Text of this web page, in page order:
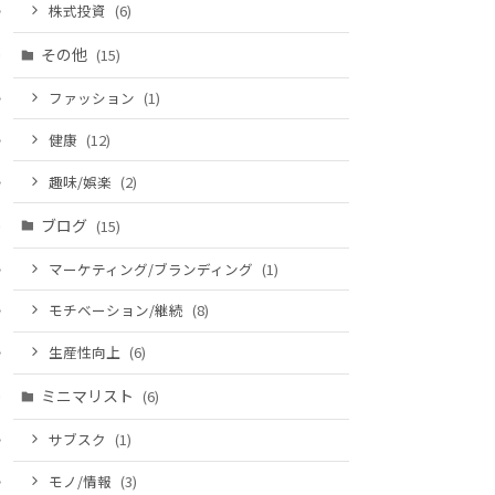
株式投資 (6)
その他 (15)
ファッション (1)
健康 (12)
趣味/娯楽 (2)
ブログ (15)
マーケティング/ブランディング (1)
モチベーション/継続 (8)
生産性向上 (6)
ミニマリスト (6)
サブスク (1)
モノ/情報 (3)